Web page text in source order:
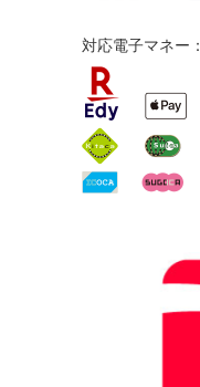
対応電子マネー：